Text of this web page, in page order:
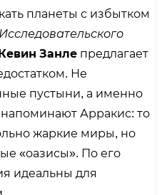
планеты с избытком
Исследовательского
Кевин Занле предлагает
Не
пустыни, а именно
Арракис: то
жаркие миры, но
«оазисы». По его
идеальны для